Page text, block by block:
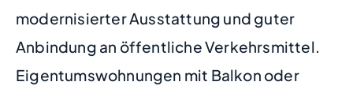
modernisierter Ausstattung und guter
Anbindung an öffentliche Verkehrsmittel.
Eigentumswohnungen mit Balkon oder